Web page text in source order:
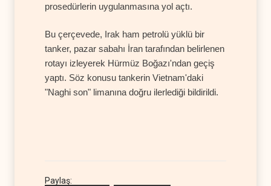
prosedürlerin uygulanmasına yol açtı.
Bu çerçevede, Irak ham petrolü yüklü bir
tanker, pazar sabahı İran tarafından belirlenen
rotayı izleyerek Hürmüz Boğazı'ndan geçiş
yaptı. Söz konusu tankerin Vietnam'daki
"Naghi son" limanına doğru ilerlediği bildirildi.
Paylaş: